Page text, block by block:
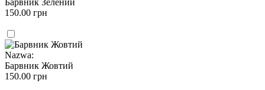
150.00 грн
Nazwa:
Барвник Жовтий
150.00 грн